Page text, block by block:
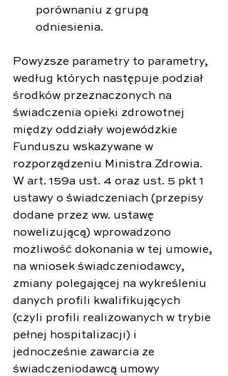
porównaniu z grupą
odniesienia.
Powyższe parametry to parametry,
według których następuje podział
środków przeznaczonych na
świadczenia opieki zdrowotnej
między oddziały wojewódzkie
Funduszu wskazywane w
rozporządzeniu Ministra Zdrowia.
W art. 159a ust. 4 oraz ust. 5 pkt 1
ustawy o świadczeniach (przepisy
dodane przez ww. ustawę
nowelizującą) wprowadzono
możliwość dokonania w tej umowie,
na wniosek świadczeniodawcy,
zmiany polegającej na wykreśleniu
danych profili kwalifikujących
(czyli profili realizowanych w trybie
pełnej hospitalizacji) i
jednocześnie zawarcia ze
świadczeniodawcą umowy